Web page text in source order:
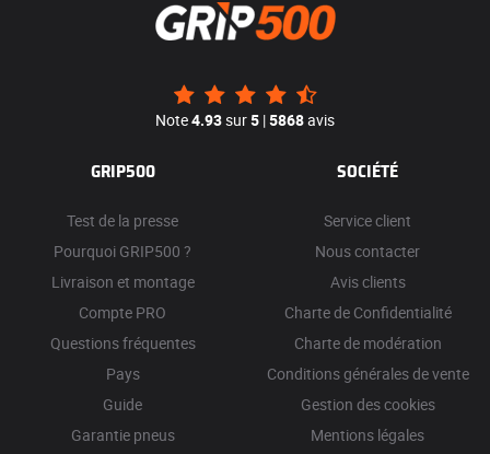
Note4.93sur5 |5868avis
GRIP500
Test de la presse
Pourquoi GRIP500 ?
Livraison et montage
Compte PRO
Questions fréquentes
Pays
Guide
Garantie pneus
SOCIÉTÉ
Service client
Nous contacter
Avis clients
Charte de Confidentialité
Charte de modération
Conditions générales de vente
Gestion des cookies
Mentions légales